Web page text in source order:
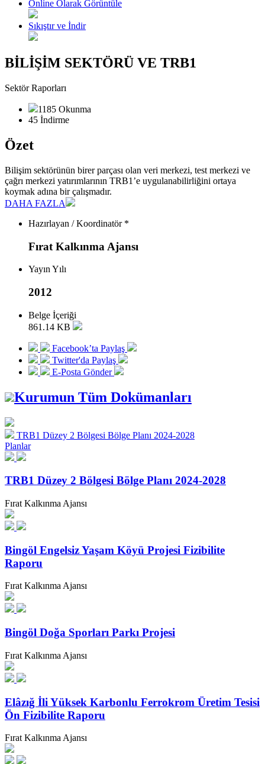
Online Olarak Görüntüle
Sıkıştır ve İndir
BİLİŞİM SEKTÖRÜ VE TRB1
Sektör Raporları
1185 Okunma
45 İndirme
Özet
Bilişim sektörünün birer parçası olan veri merkezi, test merkezi ve
çağrı merkezi yatırımlarının TRB1’e uygulanabilirliğini ortaya
koymak adına bir çalışmadır.
DAHA FAZLA
Hazırlayan / Koordinatör *
Fırat Kalkınma Ajansı
Yayın Yılı
2012
Belge İçeriği
861.14 KB
Facebook’ta Paylaş
Twitter'da Paylaş
E-Posta Gönder
Kurumun Tüm Dokümanları
TRB1 Düzey 2 Bölgesi Bölge Planı 2024-2028
Planlar
TRB1 Düzey 2 Bölgesi Bölge Planı 2024-2028
Fırat Kalkınma Ajansı
Bingöl Engelsiz Yaşam Köyü Projesi Fizibilite
Raporu
Fırat Kalkınma Ajansı
Bingöl Doğa Sporları Parkı Projesi
Fırat Kalkınma Ajansı
Elâzığ İli Yüksek Karbonlu Ferrokrom Üretim Tesisi
Ön Fizibilite Raporu
Fırat Kalkınma Ajansı